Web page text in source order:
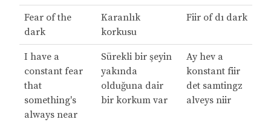
Fear of the
dark
Karanlık
korkusu
Fiir of dı dark
I have a
constant fear
that
something's
always near
Sürekli bir şeyin
yakında
olduğuna dair
bir korkum var
Ay hev a
konstant fiir
det samtingz
alveys niir